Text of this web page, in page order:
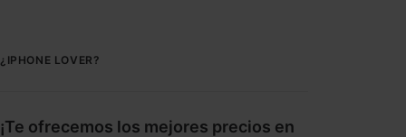
¿IPHONE LOVER?
¡Te ofrecemos los mejores precios en